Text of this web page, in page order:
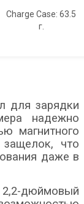
Charge Case: 63.5
г.
для зарядки
надежно
магнитного
что
даже в
дюймовый